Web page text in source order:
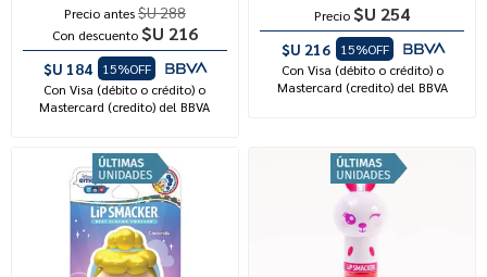
Precio antes$U 288
Con descuento $U 216
$U 184
15%OFF
Con Visa (débito o crédito) o
Mastercard (credito) del BBVA
Precio $U 254
$U 216
15%OFF
Con Visa (débito o crédito) o
Mastercard (credito) del BBVA